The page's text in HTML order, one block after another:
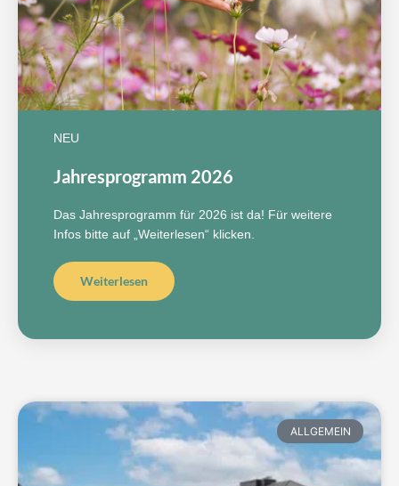
NEU
Jahresprogramm 2026
Das Jahresprogramm für 2026 ist da! Für weitere
Infos bitte auf „Weiterlesen“ klicken.
Weiterlesen
ALLGEMEIN